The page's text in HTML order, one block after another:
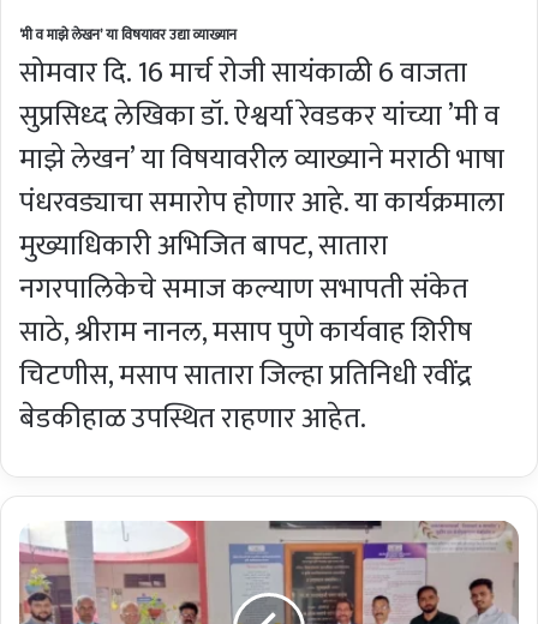
‘मी व माझे लेखन’ या विषयावर उद्या व्याख्यान
सोमवार दि. 16 मार्च रोजी सायंकाळी 6 वाजता
सुप्रसिध्द लेखिका डॉ. ऐश्वर्या रेवडकर यांच्या ’मी व
माझे लेखन’ या विषयावरील व्याख्याने मराठी भाषा
पंधरवड्याचा समारोप होणार आहे. या कार्यक्रमाला
मुख्याधिकारी अभिजित बापट, सातारा
नगरपालिकेचे समाज कल्याण सभापती संकेत
साठे, श्रीराम नानल, मसाप पुणे कार्यवाह शिरीष
चिटणीस, मसाप सातारा जिल्हा प्रतिनिधी रवींद्र
बेडकीहाळ उपस्थित राहणार आहेत.
यु
व
कां
नी